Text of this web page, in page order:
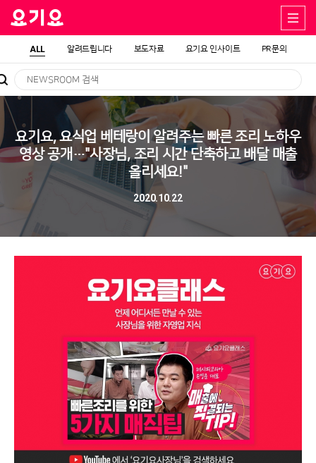
ALL 알려드립니다 보도자료 요기요 인사이트 PR문의
요기요, 요식업 베테랑이 알려주는 빠른 조리 노하우
영상 공개…"사장님, 조리 시간 단축하고 배달 매출
올리세요!"
2020.10.22